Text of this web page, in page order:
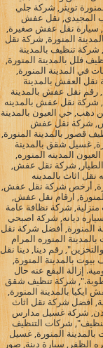
تويتر, شركة جلي
المجيدي, نقل عفش
سيارة نقل عفش صغيرة,
المنورة, شركة نقل
تنظيف بالمدينة
فلل بالمدينة المنورة,
في المدينة المنورة,
نقل العفش بالمدينة
رقم نقل عفش بالمدينة
شركة نقل عفش بالمدينه
دهب, حي العيون بالمدينة
شركة نقل عفش
قصور بالمدينة المنورة,
غسيل شقق بالمدينة
المدينه المنوره,
الطيار, شركة نقل عفش,
اثاث بالمدينه
أرخص شركة نقل عفش,
ارقام نقل عفش,
شركة نظافة عامة
سياره ديانه, شركة اصبحي
المنورة, أفضل شركة نقل
المنوره المرام
رقم دينا, دينا نقل
بيوت بالمدينة المنورة,
إزالة البقع عنه حال
شركة تنظيف شقق
بالمدينة المنورة,
افضل شركة نقل اثاث
شركة غسيل مدارس
"تنظيف", شركات التنظيف
المنورة, غسيل
الظفر, سيارة دينة, صور